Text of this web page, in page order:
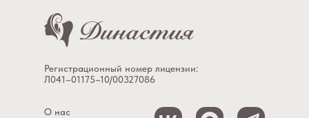
О нас
Регистрационный номер лицензии:
Л041–01175–10/00327086